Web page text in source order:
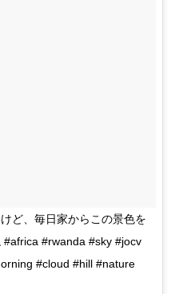
ど、毎日家からこの景色を
#africa #rwanda #sky #jocv
#cloud #hill #nature